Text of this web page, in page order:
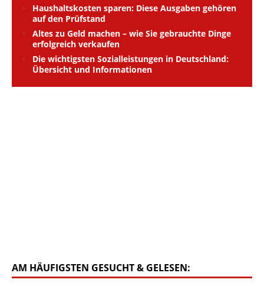
Haushaltskosten sparen: Diese Ausgaben gehören
auf den Prüfstand
Altes zu Geld machen – wie Sie gebrauchte Dinge
erfolgreich verkaufen
Die wichtigsten Sozialleistungen in Deutschland:
Übersicht und Informationen
AM HÄUFIGSTEN GESUCHT & GELESEN: